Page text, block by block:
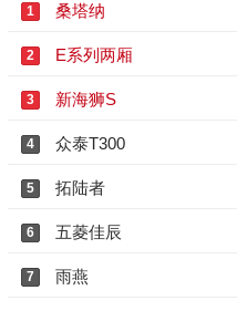
1 桑塔纳
2 E系列两厢
3 新海狮S
4 众泰T300
5 拓陆者
6 五菱佳辰
7 雨燕